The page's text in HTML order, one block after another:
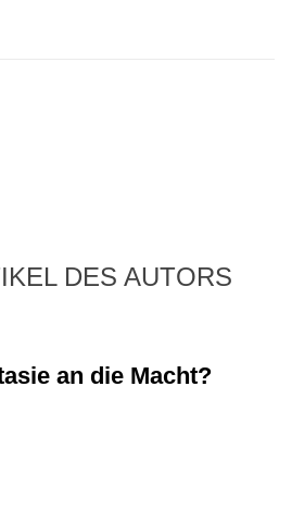
DES AUTORS
an die Macht?